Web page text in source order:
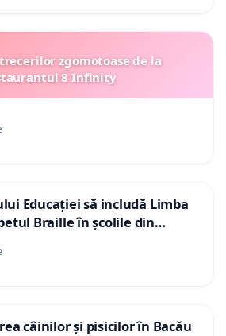
zgomotoase de la
8 Infinity
Educației să includă Limba
Braille în școlile din
câinilor și pisicilor în Bacău